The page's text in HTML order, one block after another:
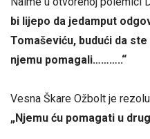
bi lijepo da jedamput
Tomaševiću, budući da
njemu pomagali………..“
Vesna Škare Ožbolt je
„Njemu ću pomagati u